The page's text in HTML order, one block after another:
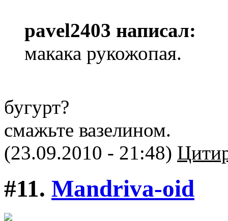
pavel2403 написал:
макака рукожопая.
бугурт?
смажьте вазелином.
(23.09.2010 - 21:48)
#11. Mandriva-oid